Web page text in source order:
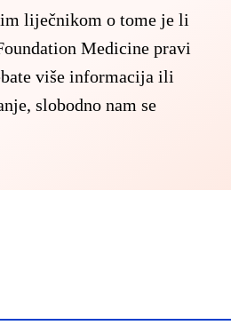
liječnikom o tome je li
Medicine pravi
više informacija ili
slobodno nam se